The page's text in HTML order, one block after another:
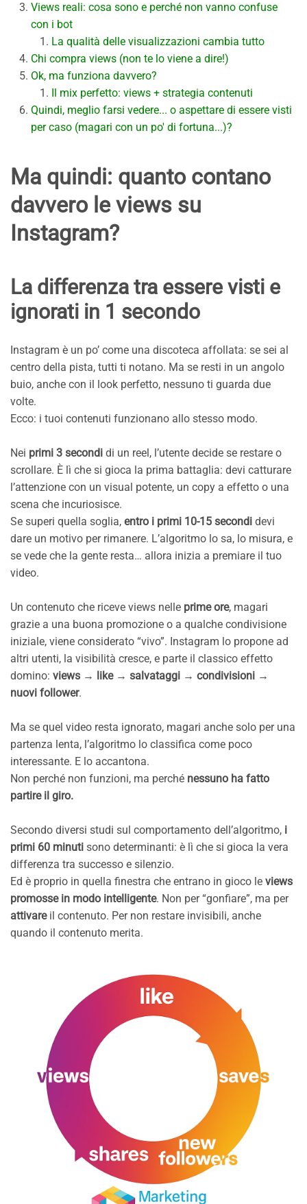
Views reali: cosa sono e perché non vanno confuse
con i bot
La qualità delle visualizzazioni cambia tutto
Chi compra views (non te lo viene a dire!)
Ok, ma funziona davvero?
Il mix perfetto: views + strategia contenuti
Quindi, meglio farsi vedere... o aspettare di essere visti
per caso (magari con un po' di fortuna...)?
Ma quindi: quanto contano
davvero le views su
Instagram?
La differenza tra essere visti e
ignorati in 1 secondo
Instagram è un po’ come una discoteca affollata: se sei al
centro della pista, tutti ti notano. Ma se resti in un angolo
buio, anche con il look perfetto, nessuno ti guarda due
volte.
Ecco: i tuoi contenuti funzionano allo stesso modo.
Nei primi 3 secondi di un reel, l’utente decide se restare o
scrollare. È lì che si gioca la prima battaglia: devi catturare
l’attenzione con un visual potente, un copy a effetto o una
scena che incuriosisce.
Se superi quella soglia, entro i primi 10-15 secondi devi
dare un motivo per rimanere. L’algoritmo lo sa, lo misura, e
se vede che la gente resta… allora inizia a premiare il tuo
video.
Un contenuto che riceve views nelle prime ore, magari
grazie a una buona promozione o a qualche condivisione
iniziale, viene considerato “vivo”. Instagram lo propone ad
altri utenti, la visibilità cresce, e parte il classico effetto
domino: views → like → salvataggi → condivisioni →
nuovi follower.
Ma se quel video resta ignorato, magari anche solo per una
partenza lenta, l’algoritmo lo classifica come poco
interessante. E lo accantona.
Non perché non funzioni, ma perché nessuno ha fatto
partire il giro.
Secondo diversi studi sul comportamento dell’algoritmo, i
primi 60 minuti sono determinanti: è lì che si gioca la vera
differenza tra successo e silenzio.
Ed è proprio in quella finestra che entrano in gioco le views
promosse in modo intelligente. Non per “gonfiare”, ma per
attivareil contenuto. Per non restare invisibili, anche
quando il contenuto merita.